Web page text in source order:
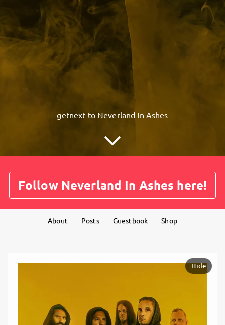
getnext to Neverland In Ashes
Follow Neverland In Ashes here!
About Posts Guestbook Shop
Hide